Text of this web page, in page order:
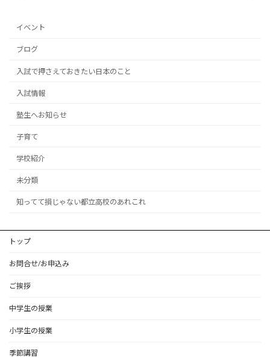
イベント
ブログ
入試で押さえておきたい日本のこと
入試情報
塾生へお知らせ
子育て
学校紹介
未分類
知ってて損じゃない都立高校のあれこれ
トップ
お問合せ/お申込み
ご挨拶
中学生の授業
小学生の授業
季節講習